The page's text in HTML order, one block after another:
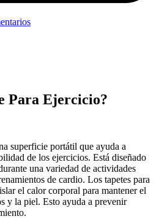
Para Ejercicio?
superficie portátil que ayuda a
de los ejercicios. Está diseñado
una variedad de actividades
de cardio. Los tapetes para
el calor corporal para mantener el
y la piel. Esto ayuda a prevenir